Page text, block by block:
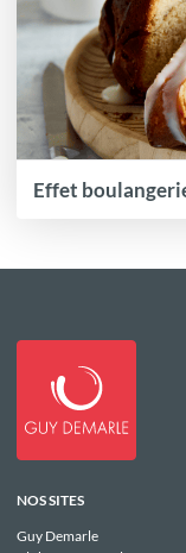
Effet
NOS SITES
Guy Demarle